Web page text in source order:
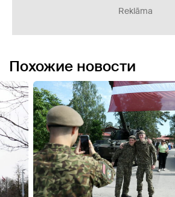
Reklāma
Похожие новости